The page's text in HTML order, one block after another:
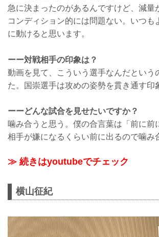
急に決まったのがあるんですけど、減量
コンディション的には問題ない。いつも
に動けると思います。
ーー対戦相手の印象は？
動画を見て、こういう選手なんだという
た。国崇選手は攻めの姿勢を貫き通す印
ーーどんな試合を見せたいですか？
噛み合うと思う。僕の合言葉は「前に前
相手が嫌になるくらい前に出るので噛み
≫ 続きはyoutubeでチェック
横山征紀